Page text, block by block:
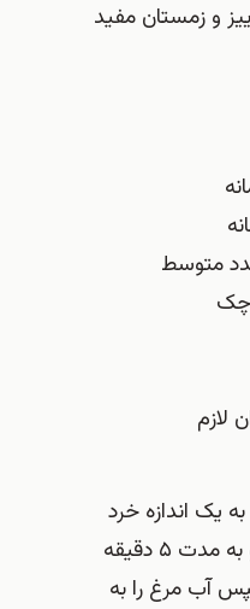
و زمستان مفید
لازم
یک اندازه خرد
کردید، یک قابلمه برداشته و به مدت ۵ دقیقه
آب مرغ را به